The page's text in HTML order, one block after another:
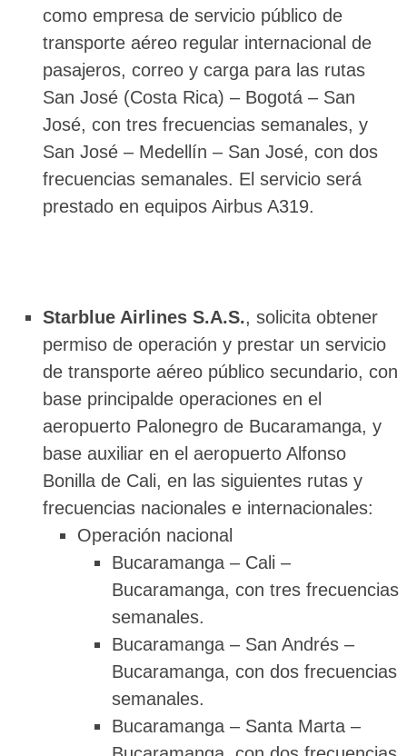
como empresa de servicio público de
transporte aéreo regular internacional de
pasajeros, correo y carga para las rutas
San José (Costa Rica) – Bogotá – San
José, con tres frecuencias semanales, y
San José – Medellín – San José, con dos
frecuencias semanales. El servicio será
prestado en equipos Airbus A319.
Starblue Airlines S.A.S., solicita obtener
permiso de operación y prestar un servicio
de transporte aéreo público secundario, con
base principalde operaciones en el
aeropuerto Palonegro de Bucaramanga, y
base auxiliar en el aeropuerto Alfonso
Bonilla de Cali, en las siguientes rutas y
frecuencias nacionales e internacionales:
Operación nacional
Bucaramanga – Cali –
Bucaramanga, con tres frecuencias
semanales.
Bucaramanga – San Andrés –
Bucaramanga, con dos frecuencias
semanales.
Bucaramanga – Santa Marta –